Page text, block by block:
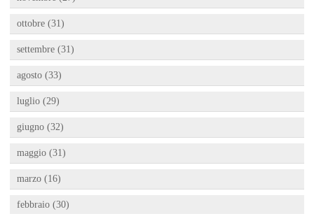
ottobre (31)
settembre (31)
agosto (33)
luglio (29)
giugno (32)
maggio (31)
marzo (16)
febbraio (30)